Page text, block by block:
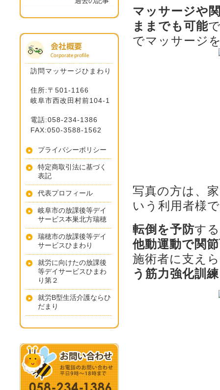
マッサージや
ままでも可能
でマッサージ
写真の方は、
いう利用者様
転倒を予防す
他動運動で関
施術者に支え
う筋力強化訓練
訪問マッサージひまわり
住所:〒501-1166
岐阜市西改田村前104-1
電話:058-234-1386
FAX:050-3588-1562
プライバシーポリシー
特定商取引法に基づく
表記
代表プロフィール
岐阜市の放課後等デイ
サービス本巣北方瑞穂
瑞穂市の放課後等デイ
サービスひまわり
就労に向けたの放課後
等デイサービスひまわ
り第２
就労B型生活介護ならひ
だまり